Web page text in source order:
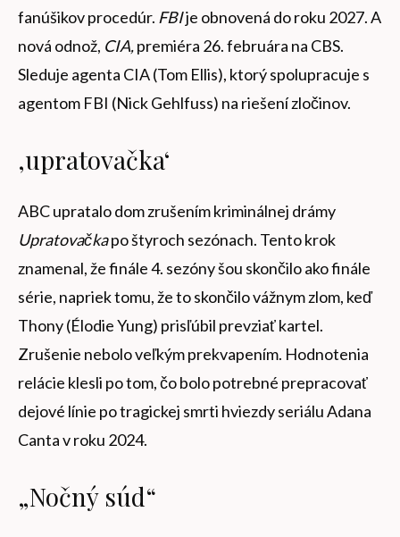
fanúšikov procedúr. FBIje obnovená do roku 2027. A
nová odnož, CIA,premiéra 26. februára na CBS.
Sleduje agenta CIA (Tom Ellis), ktorý spolupracuje s
agentom FBI (Nick Gehlfuss) na riešení zločinov.
‚upratovačka‘
ABC upratalo dom zrušením kriminálnej drámy
Upratovačkapo štyroch sezónach. Tento krok
znamenal, že finále 4. sezóny šou skončilo ako finále
série, napriek tomu, že to skončilo vážnym zlom, keď
Thony (Élodie Yung) prisľúbil prevziať kartel.
Zrušenie nebolo veľkým prekvapením. Hodnotenia
relácie klesli po tom, čo bolo potrebné prepracovať
dejové línie po tragickej smrti hviezdy seriálu Adana
Canta v roku 2024.
„Nočný súd“